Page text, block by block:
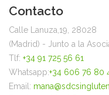
Contacto
Calle Lanuza,19, 28028
(Madrid) - Junto a la
Tlf: +34 91 725 56 61
Whatsapp:+34 606 76 80
Email: